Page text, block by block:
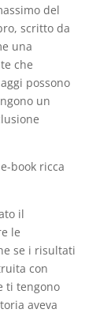
del
scritto da
una
che
possono
un
book ricca
il
le
se i risultati
con
ti tengono
aveva